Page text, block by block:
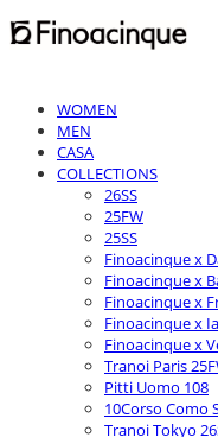
WOMEN
MEN
CASA
COLLECTIONS
26SS
25FW
25SS
Finoacinque x
Finoacinque x
Finoacinque x
Finoacinque x
Finoacinque x
Tranoi Paris
Pitti Uomo 108
10Corso Como
Tranoi Tokyo